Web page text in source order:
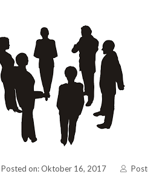
Posted on: Oktober 16, 2017